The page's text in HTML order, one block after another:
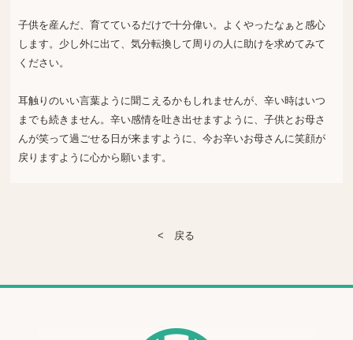
子供を産んだ、育てているだけで十分偉い。よくやったなぁと感心
します。少し外に出て、気分転換して周りの人に助けを求めてみて
ください。
耳触りのいい言葉ように聞こえるかもしれませんが、辛い時はいつ
までも続きません。辛い感情を吐き出せますように、子供とお母さ
んが笑って過ごせる日が来ますように、今お辛いお母さんに笑顔が
戻りますように心から願います。
< 戻る